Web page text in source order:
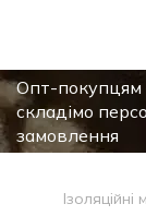
Опт-покупцям
складімо
замовлення
Ізоляційні